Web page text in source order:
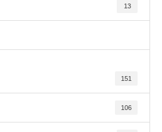
13
151
106